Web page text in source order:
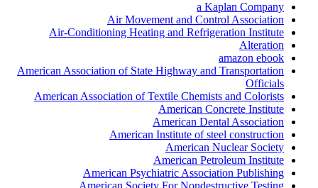
a Kaplan Company
Air Movement and Control Association
Air-Conditioning Heating and Refrigeration Institute
Alteration
amazon ebook
American Association of State Highway and Transportation
Officials
American Association of Textile Chemists and Colorists
American Concrete Institute
American Dental Association
American Institute of steel construction
American Nuclear Society
American Petroleum Institute
American Psychiatric Association Publishing
American Society For Nondestructive Testing